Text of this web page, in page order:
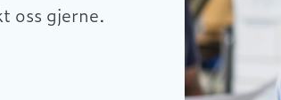
oss gjerne.